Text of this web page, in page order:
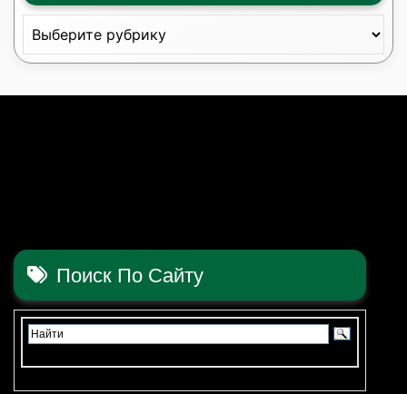
Рубрики
Поиск По Сайту